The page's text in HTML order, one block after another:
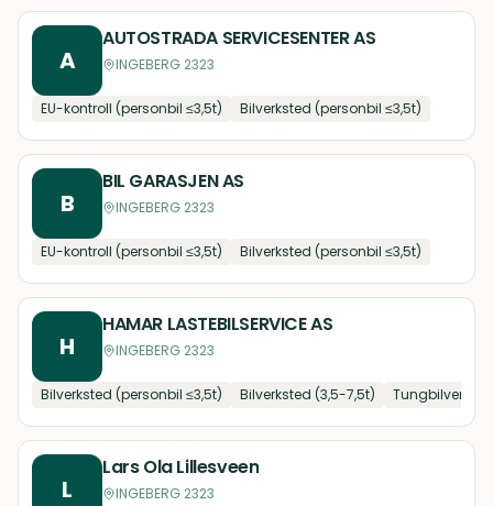
A
AUTOSTRADA SERVICESENTER AS
INGEBERG 2323
EU-kontroll (personbil ≤3,5t) Bilverksted (personbil ≤3,5t)
B
BIL GARASJEN AS
INGEBERG 2323
EU-kontroll (personbil ≤3,5t) Bilverksted (personbil ≤3,5t)
H
HAMAR LASTEBILSERVICE AS
INGEBERG 2323
Bilverksted (personbil ≤3,5t) Bilverksted (3,5-7,5t)
L
Lars Ola Lillesveen
INGEBERG 2323